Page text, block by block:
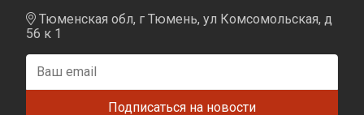
Тюменская обл, г Тюмень, ул Комсомольская, д
56 к 1